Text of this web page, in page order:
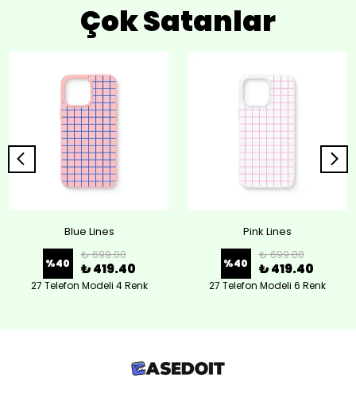
Çok Satanlar
Blue Lines
%40
₺ 699.00
₺ 419.40
27 Telefon Modeli 4 Renk
Pink Lines
%40
₺ 699.00
₺ 419.40
27 Telefon Modeli 6 Renk